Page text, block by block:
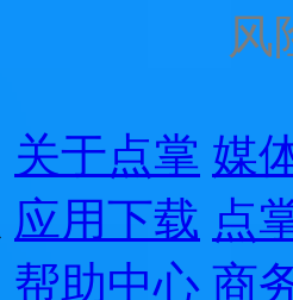
风
关于点掌 媒
应用下载 点
帮助中心 商